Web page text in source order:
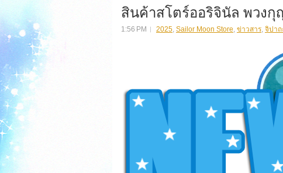
สินค้าสโตร์ออริจินัล พวง
1:56 PM 2025, Sailor Moon Store, ข่าวสาร, จิปาถ